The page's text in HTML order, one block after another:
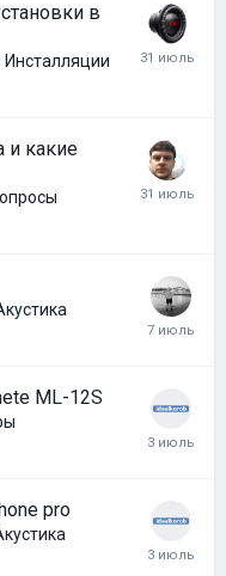
в
Инсталляции
и какие
ML-12S
pro